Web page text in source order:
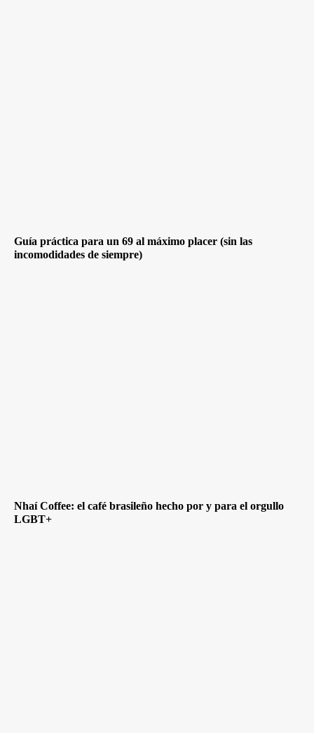
Guía práctica para un 69 al máximo placer (sin las
incomodidades de siempre)
Nhaí Coffee: el café brasileño hecho por y para el orgullo
LGBT+